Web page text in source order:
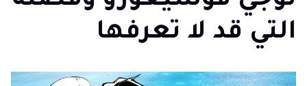
التي قد لا تعرفها